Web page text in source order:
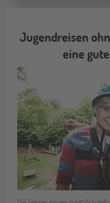
Jugendreisen
eine